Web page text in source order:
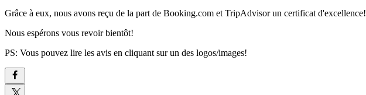
Grâce à eux, nous avons reçu de la part de Booking.com et TripAdvisor un certificat d'excellence!
Nous espérons vous revoir bientôt!
PS: Vous pouvez lire les avis en cliquant sur un des logos/images!